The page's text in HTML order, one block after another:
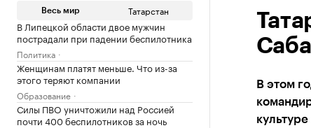
Весь мир Татарстан
В Липецкой области двое мужчин
пострадали при падении беспилотника
Политика
Женщинам платят меньше. Что из-за
этого теряют компании
Образование
Силы ПВО уничтожили над Россией
почти 400 беспилотников за ночь
В этом